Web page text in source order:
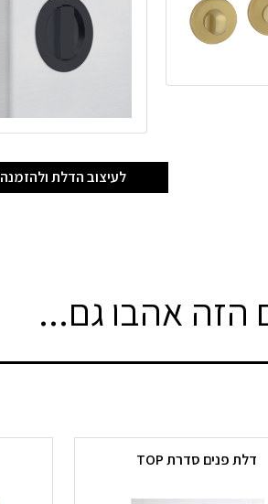
לעיצוב הדלת ולהזמנה
אהבו גם...
דלת פנים סדרת TOP